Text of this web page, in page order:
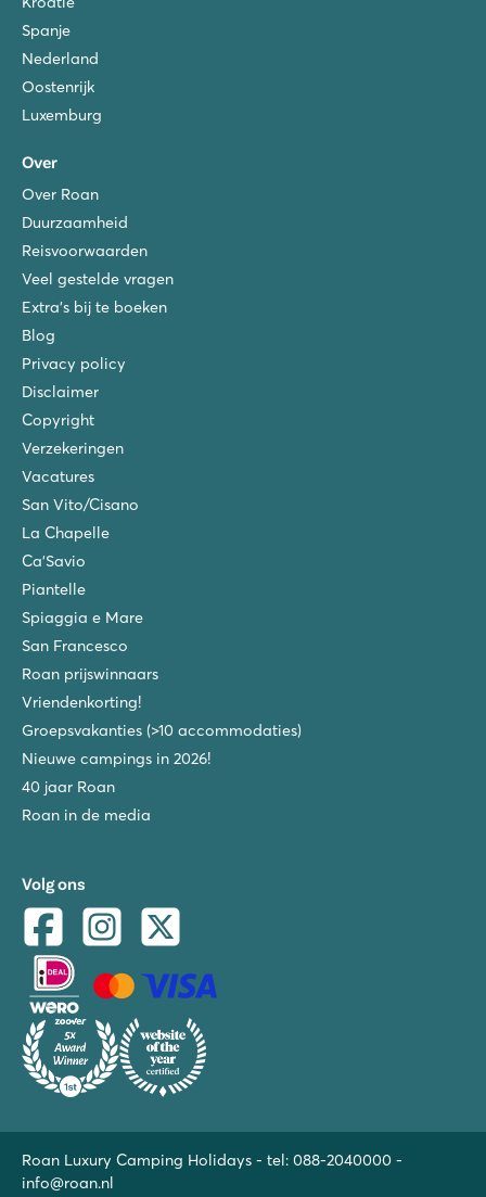
Spanje
Nederland
Oostenrijk
Luxemburg
Over
Over Roan
Duurzaamheid
Reisvoorwaarden
Veel gestelde vragen
Extra's bij te boeken
Blog
Privacy policy
Disclaimer
Copyright
Verzekeringen
Vacatures
San Vito/Cisano
La Chapelle
Ca'Savio
Piantelle
Spiaggia e Mare
San Francesco
Roan prijswinnaars
Vriendenkorting!
Groepsvakanties (>10 accommodaties)
Nieuwe campings in 2026!
40 jaar Roan
Roan in de media
Volg ons
Roan Luxury Camping Holidays - tel: 088-2040000 -
info@roan.nl